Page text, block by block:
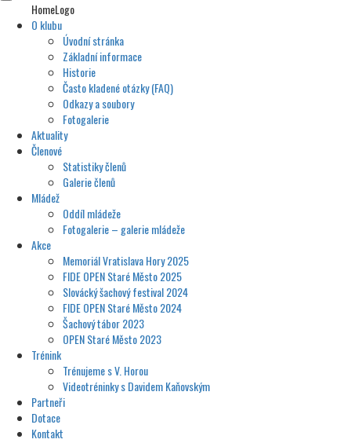
HomeLogo
O klubu
Úvodní stránka
Základní informace
Historie
Často kladené otázky (FAQ)
Odkazy a soubory
Fotogalerie
Aktuality
Členové
Statistiky členů
Galerie členů
Mládež
Oddíl mládeže
Fotogalerie – galerie mládeže
Akce
Memoriál Vratislava Hory 2025
FIDE OPEN Staré Město 2025
Slovácký šachový festival 2024
FIDE OPEN Staré Město 2024
Šachový tábor 2023
OPEN Staré Město 2023
Trénink
Trénujeme s V. Horou
Videotréninky s Davidem Kaňovským
Partneři
Dotace
Kontakt